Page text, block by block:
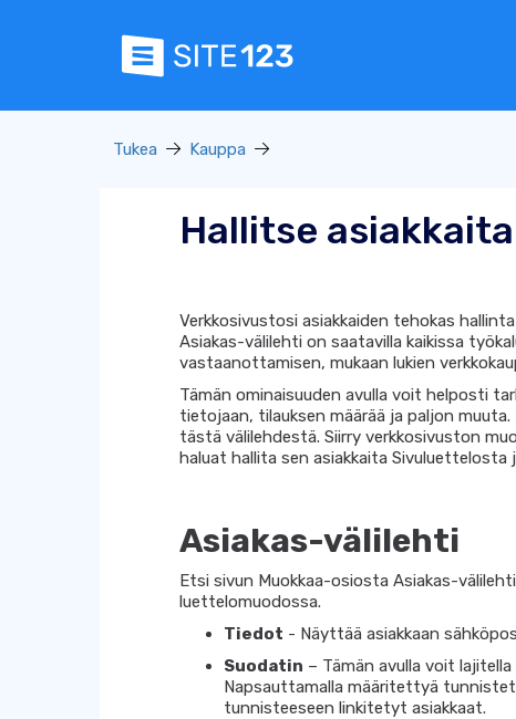
Tukea Kauppa
Hallitse
Verkkosivustosi asiakkaiden tehokas
Asiakas-välilehti on saatavilla kaikissa
vastaanottamisen, mukaan lukien
Tämän ominaisuuden avulla voit helposti
tietojaan, tilauksen määrää ja paljon
tästä välilehdestä. Siirry verkkosivuston
haluat hallita sen asiakkaita Sivuluettelosta
Asiakas-välilehti
Etsi sivun Muokkaa-osiosta Asiakas-
luettelomuodossa.
Tiedot - Näyttää asiakkaan
Suodatin – Tämän avulla voit
Napsauttamalla määritettyä
tunnisteeseen linkitetyt asiakkaat.